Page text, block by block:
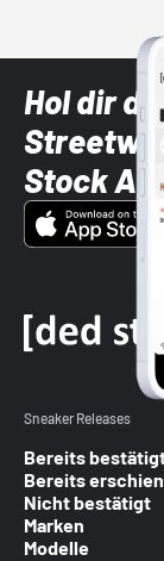
Hol dir
Stock
Sneaker Releases
Bereits
Bereits
Nicht bestätigt
Marken
Modelle